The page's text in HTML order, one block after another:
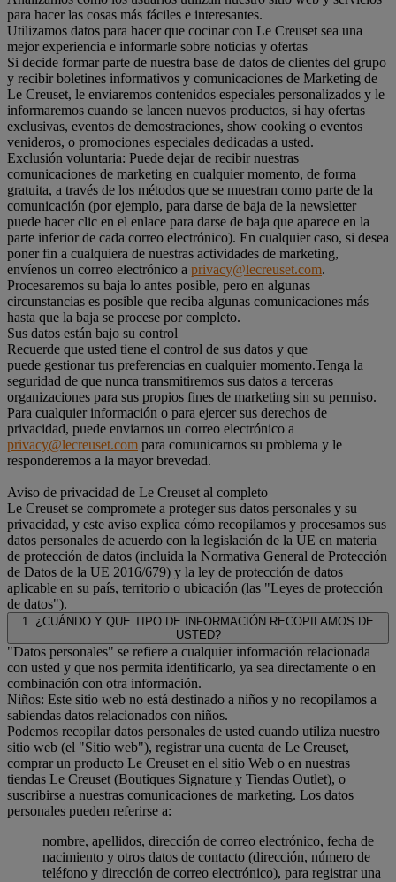
para hacer las cosas más fáciles e interesantes.
Utilizamos datos para hacer que cocinar con Le Creuset sea una
mejor experiencia e informarle sobre noticias y ofertas
Si decide formar parte de nuestra base de datos de clientes del grupo
y recibir boletines informativos y comunicaciones de Marketing de
Le Creuset, le enviaremos contenidos especiales personalizados y le
informaremos cuando se lancen nuevos productos, si hay ofertas
exclusivas, eventos de demostraciones, show cooking o eventos
venideros, o promociones especiales dedicadas a usted.
Exclusión voluntaria: Puede dejar de recibir nuestras
comunicaciones de marketing en cualquier momento, de forma
gratuita, a través de los métodos que se muestran como parte de la
comunicación (por ejemplo, para darse de baja de la newsletter
puede hacer clic en el enlace para darse de baja que aparece en la
parte inferior de cada correo electrónico). En cualquier caso, si desea
poner fin a cualquiera de nuestras actividades de marketing,
envíenos un correo electrónico a privacy@lecreuset.com.
Procesaremos su baja lo antes posible, pero en algunas
circunstancias es posible que reciba algunas comunicaciones más
hasta que la baja se procese por completo.
Sus datos están bajo su control
Recuerde que usted tiene el control de sus datos y que
puede gestionar tus preferencias en cualquier momento.Tenga la
seguridad de que nunca transmitiremos sus datos a terceras
organizaciones para sus propios fines de marketing sin su permiso.
Para cualquier información o para ejercer sus derechos de
privacidad, puede enviarnos un correo electrónico a
privacy@lecreuset.com para comunicarnos su problema y le
responderemos a la mayor brevedad.
Aviso de privacidad de Le Creuset al completo
Le Creuset se compromete a proteger sus datos personales y su
privacidad, y este aviso explica cómo recopilamos y procesamos sus
datos personales de acuerdo con la legislación de la UE en materia
de protección de datos (incluida la Normativa General de Protección
de Datos de la UE 2016/679) y la ley de protección de datos
aplicable en su país, territorio o ubicación (las "Leyes de protección
de datos").
1. ¿CUÁNDO Y QUE TIPO DE INFORMACIÓN RECOPILAMOS DE
USTED?
"Datos personales" se refiere a cualquier información relacionada
con usted y que nos permita identificarlo, ya sea directamente o en
combinación con otra información.
Niños: Este sitio web no está destinado a niños y no recopilamos a
sabiendas datos relacionados con niños.
Podemos recopilar datos personales de usted cuando utiliza nuestro
sitio web (el "Sitio web"), registrar una cuenta de Le Creuset,
comprar un producto Le Creuset en el sitio Web o en nuestras
tiendas Le Creuset (Boutiques Signature y Tiendas Outlet), o
suscribirse a nuestras comunicaciones de marketing. Los datos
personales pueden referirse a:
nombre, apellidos, dirección de correo electrónico, fecha de
nacimiento y otros datos de contacto (dirección, número de
teléfono y dirección de correo electrónico), para registrar una